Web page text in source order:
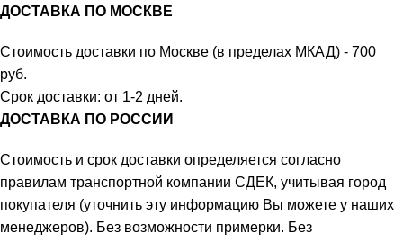
ДОСТАВКА ПО МОСКВЕ
Стоимость доставки по Москве (в пределах МКАД) - 700
руб.
Срок доставки: от 1-2 дней.
ДОСТАВКА ПО РОССИИ
Стоимость и срок доставки определяется согласно
правилам транспортной компании СДЕК, учитывая город
покупателя (уточнить эту информацию Вы можете у наших
менеджеров). Без возможности примерки. Без